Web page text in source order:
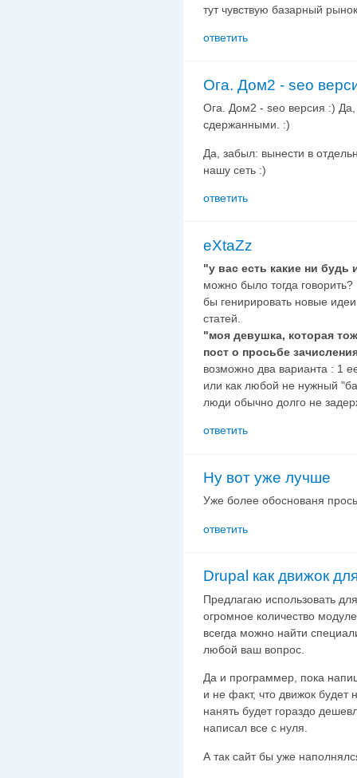
тут чувствую базарный
ответить
Ога. Дом2 - seo
Ога. Дом2 - seo версия :)
сдержанными. :)
Да, забыл: вынести в
нашу сеть :)
ответить
eXtaZz
"у вас есть какие ни будь
можно было тогда говорить?
бы генирировать новые
статей.
"моя девушка, которая
пост о просьбе
возможно два варианта : 1
или как любой не нужный
люди обычно долго не
ответить
Ну вот уже лучше
Уже более обоснованя
ответить
Drupal как движок
Предлагаю использовать
огромное количество
всегда можно найти
любой ваш вопрос.
Да и программер, пока
и не факт, что движок
нанять будет гораздо
написал все с нуля.
А так сайт бы уже